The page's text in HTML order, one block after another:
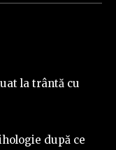
la trântă cu
după ce